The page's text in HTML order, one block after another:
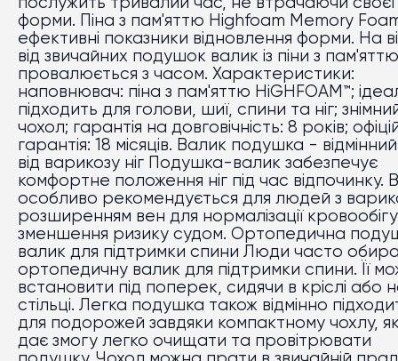
форми. Піна з пам'яттю Highfoam Memory
ефективні показники відновлення форми. На
від звичайних подушок валик із піни з
провалюється з часом. Характеристики:
наповнювач: піна з пам'яттю HiGHFOAM™;
підходить для голови, шиї, спини та ніг;
чохол; гарантія на довговічність: 8 років;
гарантія: 18 місяців. Валик подушка - відмінний
від варикозу ніг Подушка-валик забезпечує
комфортне положення ніг під час відпочинку.
особливо рекомендується для людей з
розширенням вен для нормалізації
зменшення ризику судом. Ортопедична
валик для підтримки спини Люди часто
ортопедичну валик для підтримки спини. Її
встановити під поперек, сидячи в кріслі або
стільці. Легка подушка також відмінно
для подорожей завдяки компактному чохлу,
дає змогу легко очищати та провітрювати